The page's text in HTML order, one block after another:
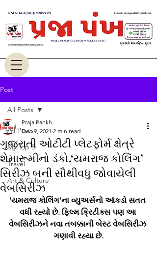
Post
All Posts
My Top 5
Travel
Art & Culture
All Posts
ગુજરાતી ઓટીટી પ્લેટફોર્મ ક્ષેત્રે
શેમારૂમીનો ડંકો,‘યમરાજ કોલિંગ’
સિરીઝ બની સૌથીવધુ જોવાયેલી
વેબસિરીઝ
Praja Pankh
Dec 9, 2021 2 min read
‘યમરાજ કોલિંગ’ના વ્યુઅર્સનો આંકડો સતત
વધી રહ્યો છે. ફિલ્મ ક્રિટીક્સ પણ આ
વેબસિરીઝને નવા તબક્કાની બેસ્ટ વેબસિરીઝ
ગણાવી રહ્યા છે.